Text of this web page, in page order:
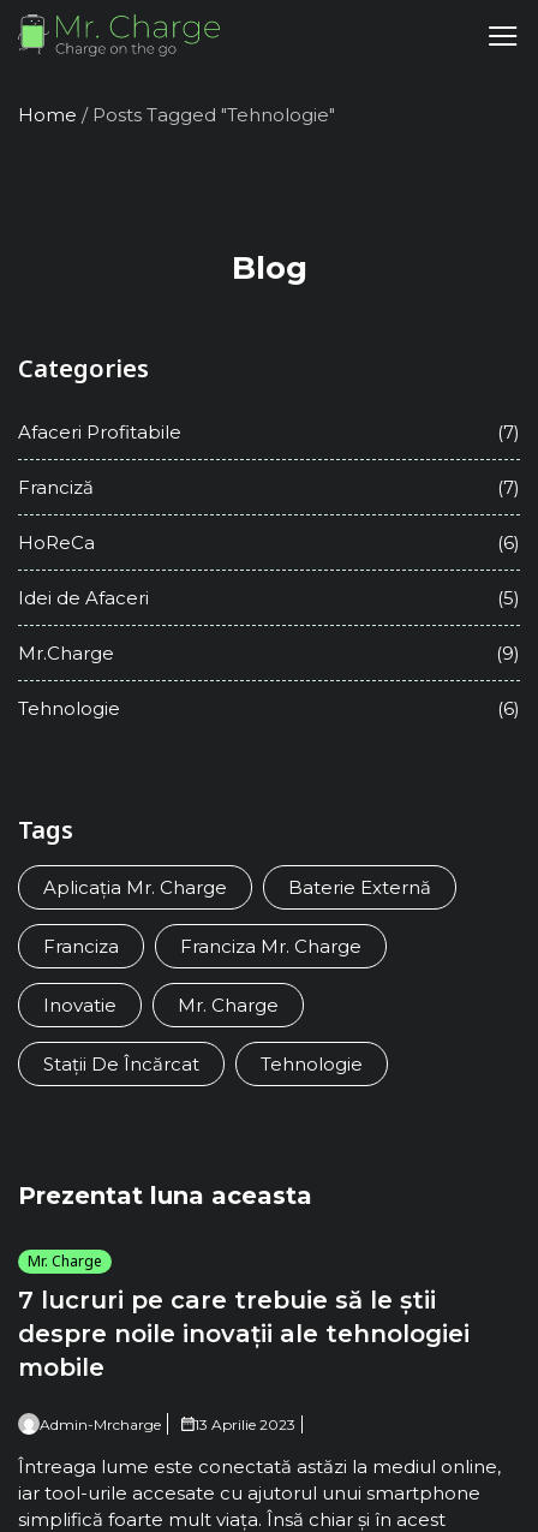
Home / Posts Tagged "Tehnologie"
Blog
Prezentat luna aceasta
Mr. Charge
7 lucruri pe care trebuie să le știi
despre noile inovații ale tehnologiei
mobile
Admin-Mrcharge 13 Aprilie 2023
Întreaga lume este conectată astăzi la mediul online,
iar tool-urile accesate cu ajutorul unui smartphone
simplifică foarte mult viața. Însă chiar și în acest
Categories
Afaceri Profitabile (7)
Franciză (7)
HoReCa (6)
Idei de Afaceri (5)
Mr.Charge (9)
Tehnologie (6)
Tags
Aplicația Mr. Charge Baterie Externă
Franciza Franciza Mr. Charge
Inovatie Mr. Charge
Stații De Încărcat Tehnologie